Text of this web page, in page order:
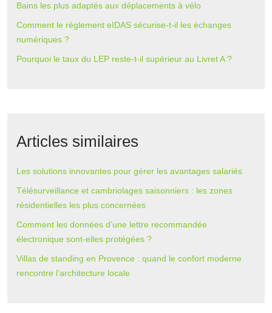
Bains les plus adaptés aux déplacements à vélo
Comment le règlement eIDAS sécurise-t-il les échanges
numériques ?
Pourquoi le taux du LEP reste-t-il supérieur au Livret A ?
Articles similaires
Les solutions innovantes pour gérer les avantages salariés
Télésurveillance et cambriolages saisonniers : les zones
résidentielles les plus concernées
Comment les données d’une lettre recommandée
électronique sont-elles protégées ?
Villas de standing en Provence : quand le confort moderne
rencontre l’architecture locale